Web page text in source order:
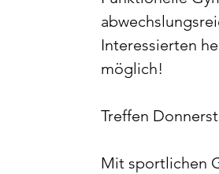
Interessierten
möglich!
Treffen
Mit sportlichen